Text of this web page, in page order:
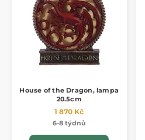
House of the Dragon, lampa
20.5cm
1 870 Kč
6-8 týdnů